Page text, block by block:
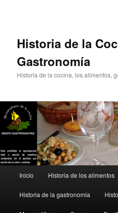
Historia de la
Gastronomía
Historia de la cocina, los alimentos,
principal
Inicio Historia de los alimentos
Historia de la gastronomia